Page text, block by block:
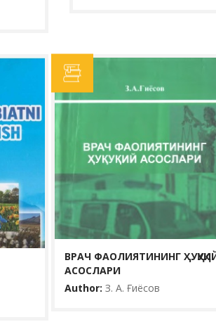
ВРАЧ ФАОЛИЯТИНИНГ
АСОСЛАРИ
Author: З. А. Ғиёсов
ВРАЧ
АСОСЛАРИ
З. А. Ғиёсов
Yili:2012
Ko‘rishlar: 39
Дарслик намунавий
унда фуқаролар
қонунчилик
ҳодимларнинг касб